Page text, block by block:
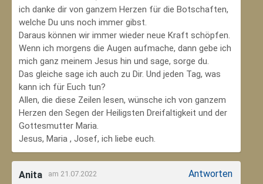
ich danke dir von ganzem Herzen für die Botschaften,
welche Du uns noch immer gibst.
Daraus können wir immer wieder neue Kraft schöpfen.
Wenn ich morgens die Augen aufmache, dann gebe ich
mich ganz meinem Jesus hin und sage, sorge du.
Das gleiche sage ich auch zu Dir. Und jeden Tag, was
kann ich für Euch tun?
Allen, die diese Zeilen lesen, wünsche ich von ganzem
Herzen den Segen der Heiligsten Dreifaltigkeit und der
Gottesmutter Maria.
Jesus, Maria , Josef, ich liebe euch.
Anita am 21.07.2022 Antworten